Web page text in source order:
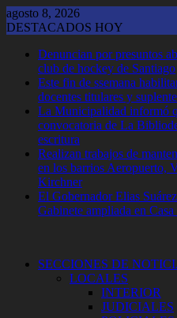
Saltar
al
agosto 8, 2026
DESTACADOS HOY
Denuncian por presuntos
club de hockey de Santiago
Este fin de ssemana
docentes titulares y
La Municipalidad informó
convocatoria de La
escritura
Realizan trabajos de
en los barrios Aeropuerto,
Kirchner
El Gobernador Elias
Gabinete ampliada en
SECCIONES DE
LOCALES
INTERIOR
JUDICIALES